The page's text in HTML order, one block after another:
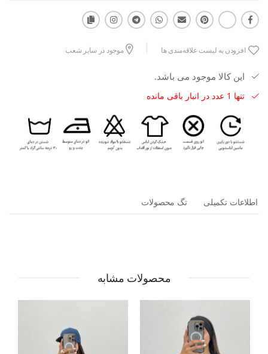
افزودن به لیست علاقه‌مندی ها موجود در سایر شعب
این کالا موجود می باشد.
تنها 1 عدد در انبار باقی مانده
اطلاعات تکمیلی تگ محصولات
محصولات مشابه